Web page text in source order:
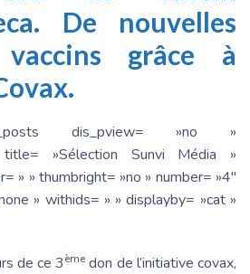
De nouvelles
grâce à
dis_pview= »no »
»Sélection Sunvi Média »
» » thumbright= »no » number= »4″
» withids= » » displayby= »cat »
de ce 3ème don de l’initiative covax,